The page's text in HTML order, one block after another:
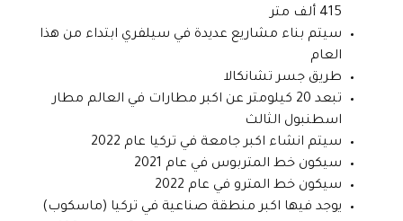
415 ألف متر
سيتم بناء مشاريع عديدة في سيلفري ابتداء من هذا
العام
طريق جسر تشانكالا
تبعد 20 كيلومتر عن اكبر مطارات في العالم مطار
اسطنبول الثالث
سيتم انشاء اكبر جامعة في تركيا عام 2022
سيكون خط المتربوس في عام 2021
سيكون خط المترو في عام 2022
يوجد فيها اكبر منطقة صناعية في تركيا (ماسكوب)